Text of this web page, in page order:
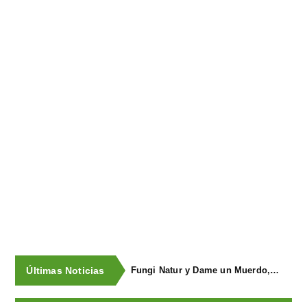
Últimas Noticias Fungi Natur y Dame un Muerdo, premios a los mejores estands de la Feria Agroalimentaria de Productos Ecológicos